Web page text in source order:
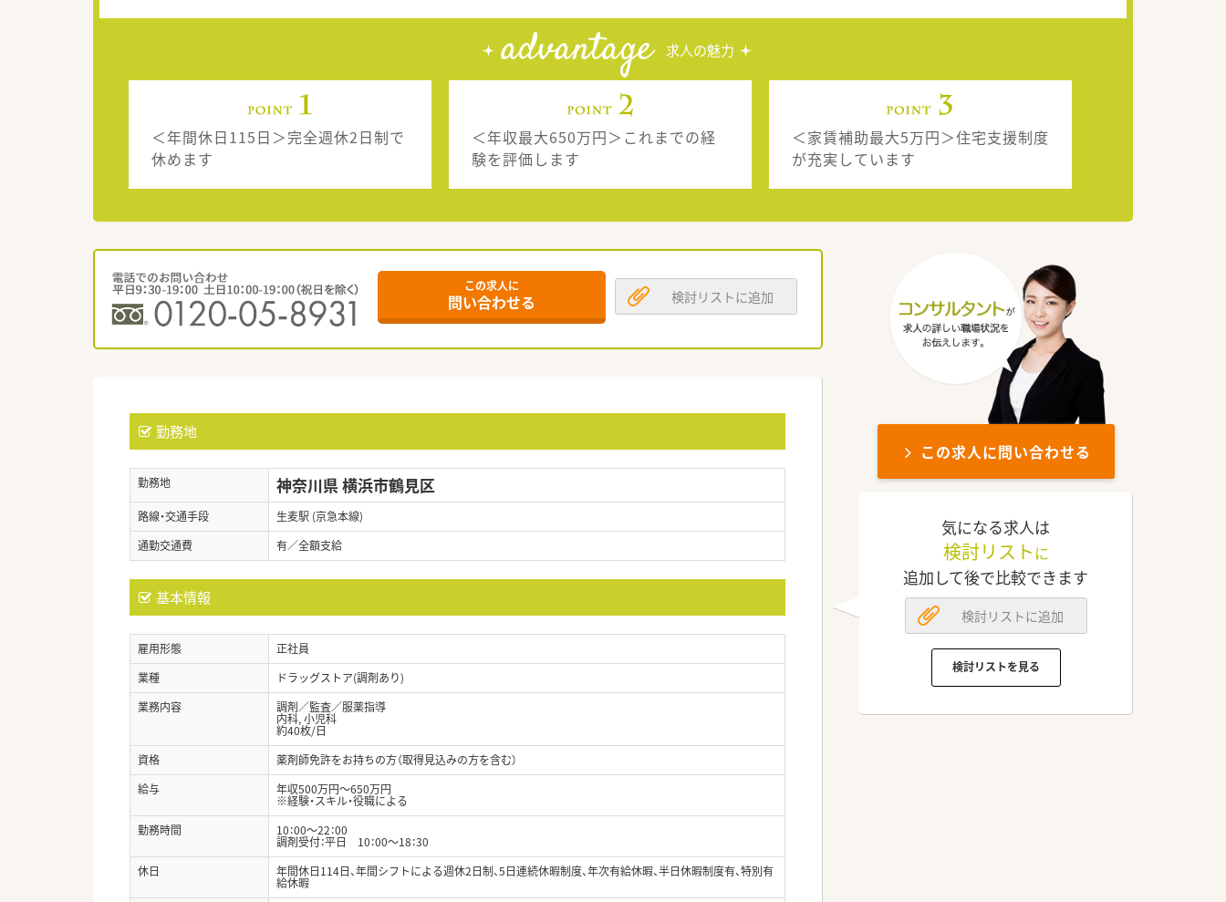
advantage 求人の魅力
＜年間休日115日＞完全週休2日制で
休めます
＜年収最大650万円＞これまでの経
験を評価します
＜家賃補助最大5万円＞住宅支援制度
が充実しています
この求人に
問い合わせる 検討リストに追加
勤務地
勤務地 神奈川県 横浜市鶴見区
路線・交通手段
生麦駅 (京急本線)
通勤交通費
有／全額支給
基本情報
雇用形態
正社員
業種
ドラッグストア(調剤あり)
業務内容
調剤／監査／服薬指導
内科, 小児科
約40枚/日
資格
薬剤師免許をお持ちの方（取得見込みの方を含む）
給与
年収500万円～650万円
※経験・スキル・役職による
勤務時間
10：00～22：00
調剤受付：平日 10：00～18：30
休日
年間休日114日、年間シフトによる週休2日制、5日連続休暇制度、年次有給休暇、半日休暇制度有、特別有
給休暇
この求人に問い合わせる
気になる求人は
検討リスト に
追加して後で比較できます
検討リストに追加
検討リストを見る